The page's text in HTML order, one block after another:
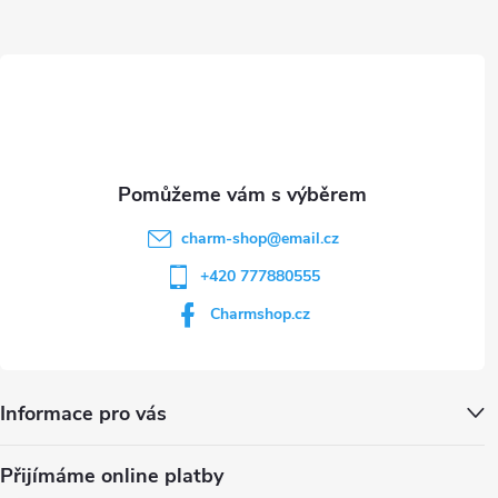
charm-shop@email.cz
+420 777880555
Charmshop.cz
Informace pro vás
Přijímáme online platby